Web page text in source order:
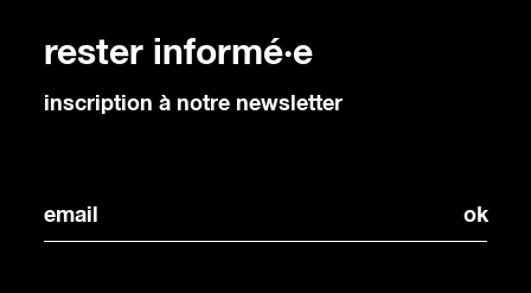
rester informé·e
inscription à notre newsletter